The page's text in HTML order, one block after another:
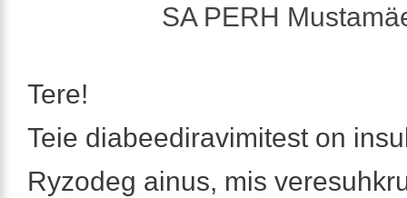
SA PERH
Tere!
Teie diabeediravimitest on
Ryzodeg ainus, mis